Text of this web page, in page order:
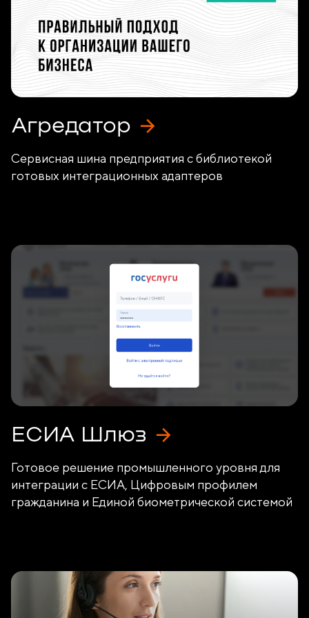
Агредатор
Сервисная шина предприятия с библиотекой
готовых интеграционных адаптеров
ЕСИА Шлюз
Готовое решение промышленного уровня для
интеграции с ЕСИА, Цифровым профилем
гражданина и Единой биометрической системой